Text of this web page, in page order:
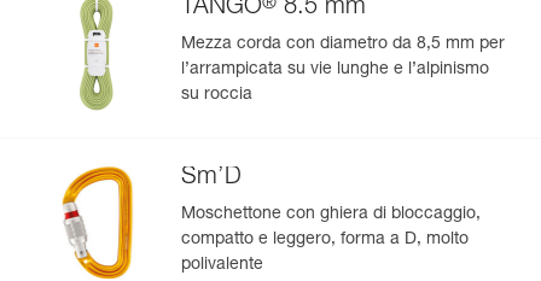
cosciali in poliestere 100 % riciclato.
Codice : C035CA02
Colore(i) : CORAL RED
Taglia : M
Girovita : 77-84 cm
Girocoscia : 54-64 cm
Confezione : 1
Codice : C035CA03
Colore(i) : CORAL RED
Taglia : L
TANGO® 8.5 mm
Mezza corda con diametro da 8,5 mm per
l’arrampicata su vie lunghe e l’alpinismo
su roccia
Sm’D
Moschettone con ghiera di bloccaggio,
compatto e leggero, forma a D, molto
polivalente